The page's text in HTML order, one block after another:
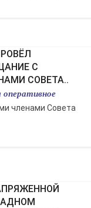
С
СОВЕТА..
членами Совета